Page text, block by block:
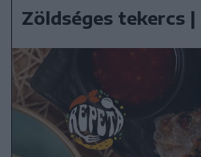
Zöldséges tekercs |